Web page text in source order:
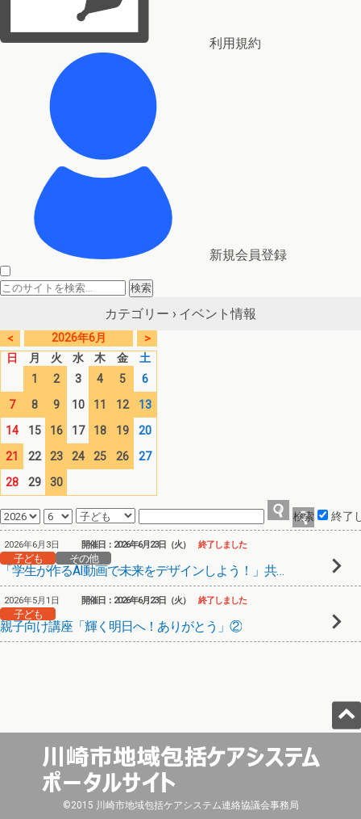
利用規約
新規会員登録
カテゴリー › イベント情報
< 2026年6月
>
日
月 火 水 木 金
土
1
2 3 4 5
6
7
8 9 10 11 12
13
14
15 16 17 18 19
20
21
22 23 24 25 26
27
28
29 30
終了
2026年6月3日
子ども その他
「学生が作るAI動画で未来をデザインしよう！」共創型動画メンター育成プログラム③
開催日：2026年6月23日（火） 終了しました
2026年5月1日
子ども
親子向け講座「輝く明日へ！ありがとう」②
開催日：2026年6月23日（火） 終了しました
©2015 川崎市地域包括ケアシステム連絡協議会事務局